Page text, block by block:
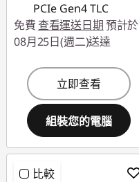
PCIe Gen4 TLC
免費 查看運送日期預計於
08月25日(週二)送達
立即查看
組裝您的電腦
比較